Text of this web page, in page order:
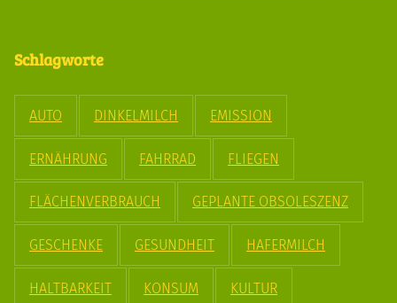
Schlagworte
AUTO DINKELMILCH EMISSION
ERNÄHRUNG FAHRRAD FLIEGEN
FLÄCHENVERBRAUCH GEPLANTE OBSOLESZENZ
GESCHENKE GESUNDHEIT HAFERMILCH
HALTBARKEIT KONSUM KULTUR